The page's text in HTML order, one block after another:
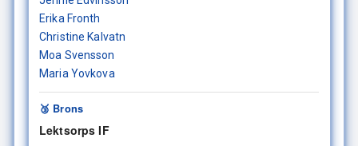
Erika Fronth
Christine Kalvatn
Moa Svensson
Maria Yovkova
🥉 Brons
Lektsorps IF